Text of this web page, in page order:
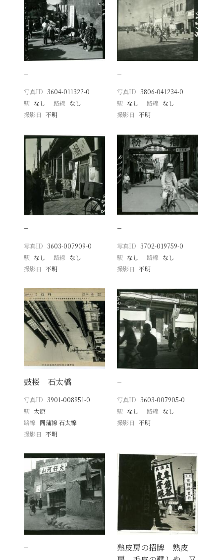
−
写真ID 3604-011322-0
駅 なし 路線 なし
撮影日
不明
−
写真ID 3806-041234-0
駅 なし 路線 なし
撮影日 不明
−
写真ID 3603-007909-0
駅 なし 路線 なし
撮影日
不明
−
写真ID 3702-019759-0
駅 なし 路線 なし
撮影日 不明
鼓楼 石太橋
写真ID 3901-008951-0
駅 太原
路線 同蒲線 石太線
撮影日
不明
−
写真ID 3603-007905-0
駅 なし 路線 なし
撮影日 不明
−
熟皮房の招牌 熟皮